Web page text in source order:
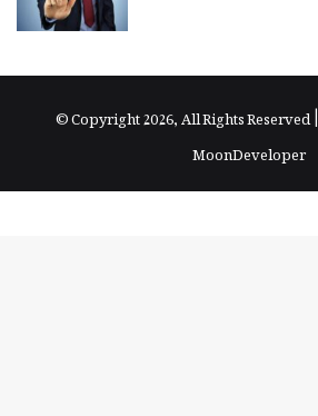
© Copyright 2026, All Rights Reserved |
MoonDeveloper